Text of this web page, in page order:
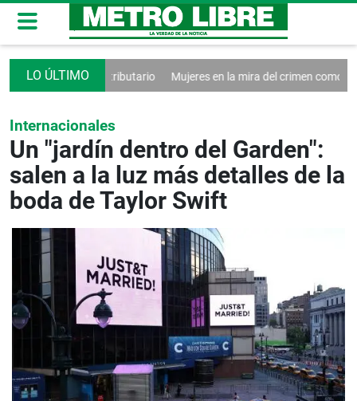
sistema tributario Mujeres en la mira del crimen como
Internacionales
Un "jardín dentro del Garden":
salen a la luz más detalles de la
boda de Taylor Swift